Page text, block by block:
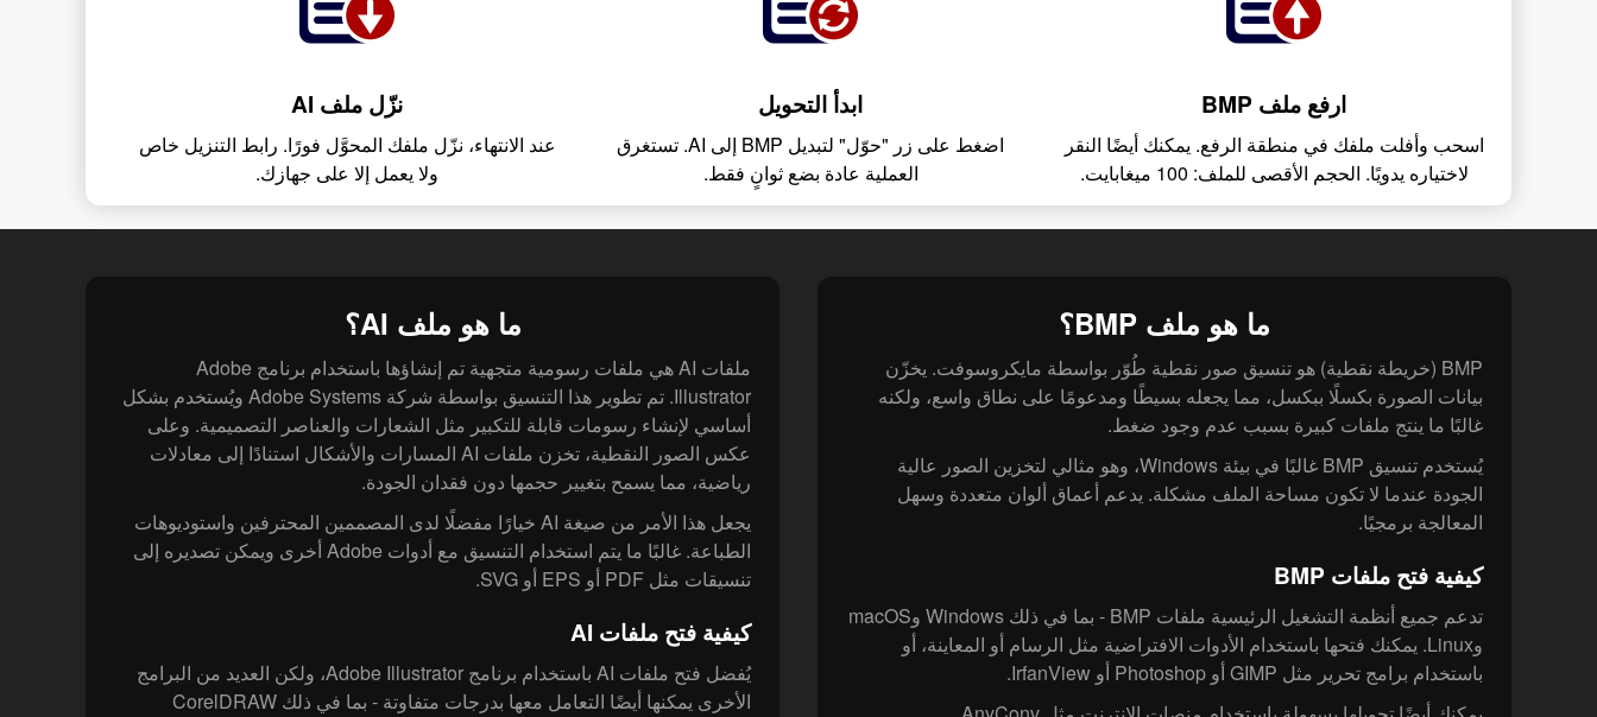
ارفع ملف BMP
اسحب وأفلت ملفك في منطقة الرفع. يمكنك أيضًا النقر
لاختياره يدويًا. الحجم الأقصى للملف: 100 ميغابايت.
ابدأ التحويل
اضغط على زر "حوّل" لتبديل BMP إلى AI. تستغرق
العملية عادة بضع ثوانٍ فقط.
نزّل ملف AI
عند الانتهاء، نزّل ملفك المحوَّل فورًا. رابط التنزيل خاص
ولا يعمل إلا على جهازك.
ما هو ملف BMP؟
BMP (خريطة نقطية) هو تنسيق صور نقطية طُوّر بواسطة مايكروسوفت. يخزّن
بيانات الصورة بكسلًا ببكسل، مما يجعله بسيطًا ومدعومًا على نطاق واسع، ولكنه
غالبًا ما ينتج ملفات كبيرة بسبب عدم وجود ضغط.
يُستخدم تنسيق BMP غالبًا في بيئة Windows، وهو مثالي لتخزين الصور عالية
الجودة عندما لا تكون مساحة الملف مشكلة. يدعم أعماق ألوان متعددة وسهل
المعالجة برمجيًا.
كيفية فتح ملفات BMP
تدعم جميع أنظمة التشغيل الرئيسية ملفات BMP - بما في ذلك Windows وmacOS
وLinux. يمكنك فتحها باستخدام الأدوات الافتراضية مثل الرسام أو المعاينة، أو
باستخدام برامج تحرير مثل GIMP أو Photoshop أو IrfanView.
ما هو ملف AI؟
ملفات AI هي ملفات رسومية متجهية تم إنشاؤها باستخدام برنامج Adobe
Illustrator. تم تطوير هذا التنسيق بواسطة شركة Adobe Systems ويُستخدم بشكل
أساسي لإنشاء رسومات قابلة للتكبير مثل الشعارات والعناصر التصميمية. وعلى
عكس الصور النقطية، تخزن ملفات AI المسارات والأشكال استنادًا إلى معادلات
رياضية، مما يسمح بتغيير حجمها دون فقدان الجودة.
يجعل هذا الأمر من صيغة AI خيارًا مفضلًا لدى المصممين المحترفين واستوديوهات
الطباعة. غالبًا ما يتم استخدام التنسيق مع أدوات Adobe أخرى ويمكن تصديره إلى
تنسيقات مثل PDF أو EPS أو SVG.
كيفية فتح ملفات AI
يُفضل فتح ملفات AI باستخدام برنامج Adobe Illustrator، ولكن العديد من البرامج
الأخرى يمكنها أيضًا التعامل معها بدرجات متفاوتة - بما في ذلك CorelDRAW